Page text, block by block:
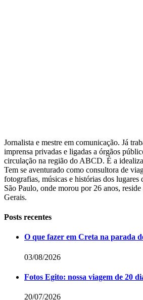
Jornalista e mestre em comunicação. Já
imprensa privadas e ligadas a órgãos
circulação na região do ABCD. É a
Tem se aventurado como consultora de
fotografias, músicas e histórias dos
São Paulo, onde morou por 26 anos,
Gerais.
Posts recentes
O que fazer em Creta na parada
03/08/2026
Fotos Egito: nossa viagem de 20
20/07/2026